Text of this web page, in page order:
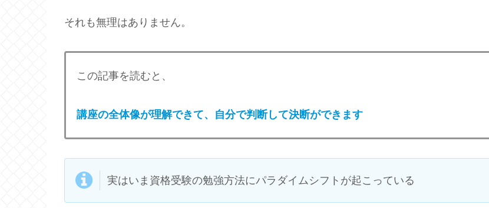
それも無理はありません。
この記事を読むと、
講座の全体像が理解できて、自分で判断して決断ができます
実はいま資格受験の勉強方法にパラダイムシフトが起こっている